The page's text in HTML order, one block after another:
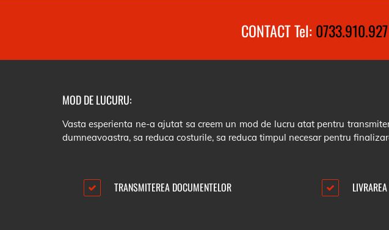
CONTACT Tel: 0733.910.927
MOD DE LUCURU:
Vasta esperienta ne-a ajutat sa creem un mod de lucru atat pentru
dumneavoastra, sa reduca costurile, sa reduca timpul necesar pentru
TRANSMITEREA DOCUMENTELOR